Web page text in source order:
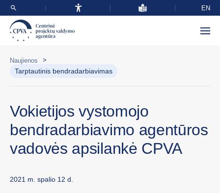
EN
Naujienos >
Tarptautinis bendradarbiavimas
Vokietijos vystomojo
bendradarbiavimo agentūros
vadovės apsilankė CPVA
2021 m. spalio 12 d.